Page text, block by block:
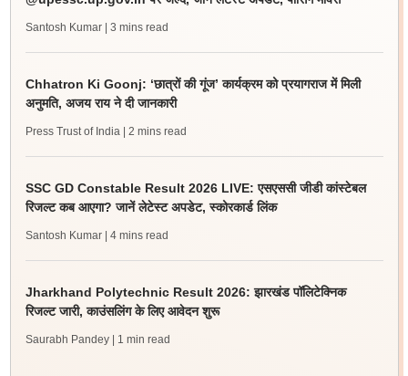
Santosh Kumar | 3 mins read
Chhatron Ki Goonj: ‘छात्रों की गूंज’ कार्यक्रम को प्रयागराज में मिली
अनुमति, अजय राय ने दी जानकारी
Press Trust of India | 2 mins read
SSC GD Constable Result 2026 LIVE: एसएससी जीडी कांस्टेबल
रिजल्ट कब आएगा? जानें लेटेस्ट अपडेट, स्कोरकार्ड लिंक
Santosh Kumar | 4 mins read
Jharkhand Polytechnic Result 2026: झारखंड पॉलिटेक्निक
रिजल्ट जारी, काउंसलिंग के लिए आवेदन शुरू
Saurabh Pandey | 1 min read